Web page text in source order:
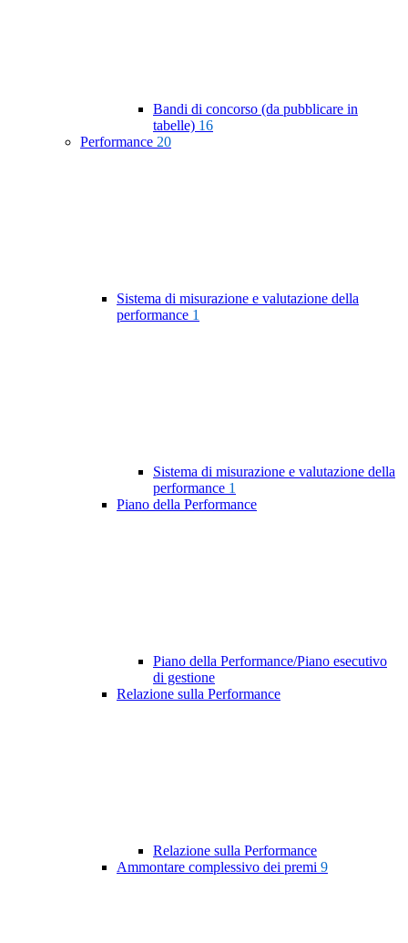
Bandi di concorso (da pubblicare in
tabelle) 16
Performance 20
Sistema di misurazione e valutazione della
performance 1
Sistema di misurazione e valutazione della
performance 1
Piano della Performance
Piano della Performance/Piano esecutivo
di gestione
Relazione sulla Performance
Relazione sulla Performance
Ammontare complessivo dei premi 9